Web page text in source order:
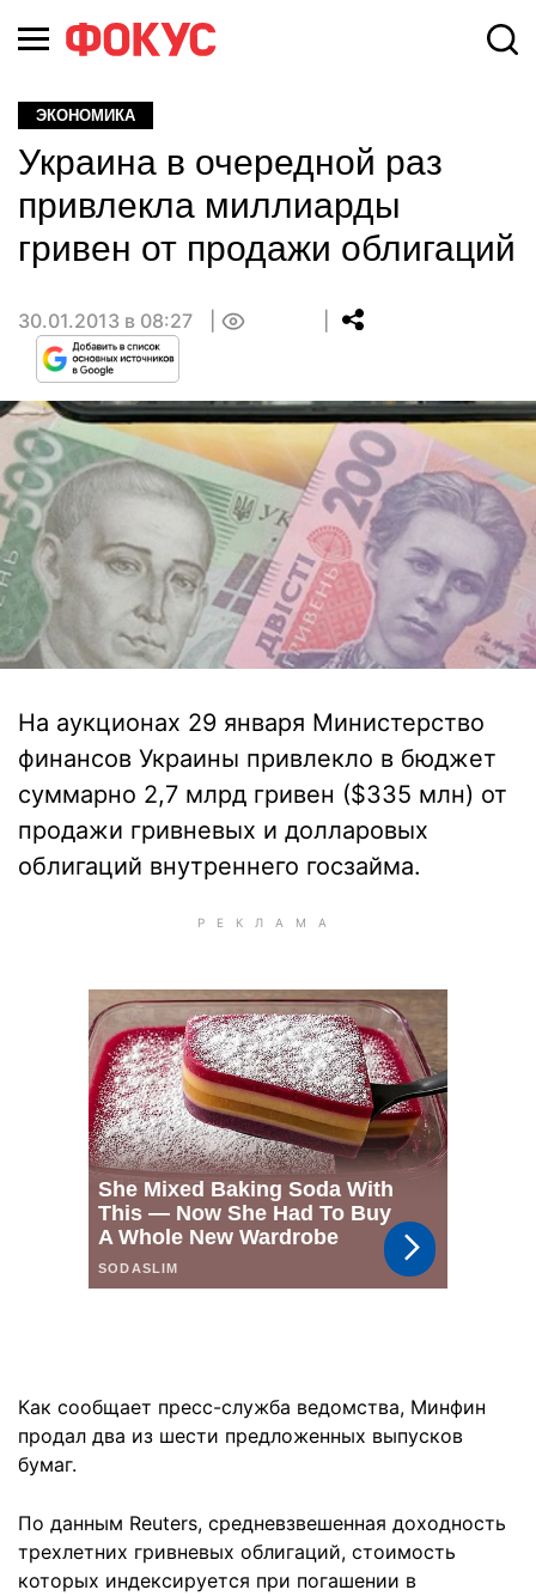
ЭКОНОМИКА
Украина в очередной раз
привлекла миллиарды
гривен от продажи облигаций
30.01.2013 в 08:27
На аукционах 29 января Министерство
финансов Украины привлекло в бюджет
суммарно 2,7 млрд гривен ($335 млн) от
продажи гривневых и долларовых
облигаций внутреннего госзайма.
Как сообщает пресс-служба ведомства, Минфин
продал два из шести предложенных выпусков
бумаг.
По данным Reuters, средневзвешенная доходность
трехлетних гривневых облигаций, стоимость
которых индексируется при погашении в